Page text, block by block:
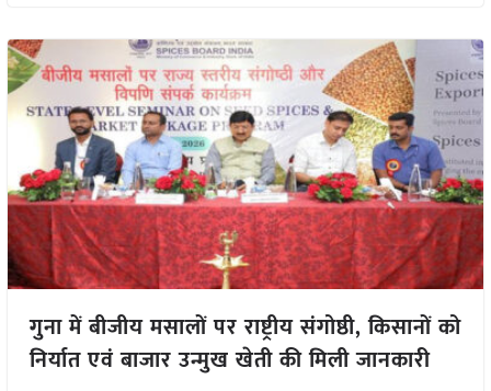
गुना में बीजीय मसालों पर राष्ट्रीय संगोष्ठी, किसानों को
निर्यात एवं बाजार उन्मुख खेती की मिली जानकारी